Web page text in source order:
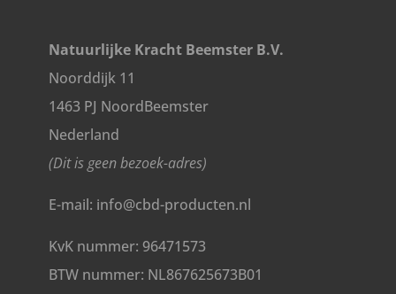
Natuurlijke Kracht Beemster B.V.
Noorddijk 11
1463 PJ NoordBeemster
Nederland
(Dit is geen bezoek-adres)
E-mail: info@cbd-producten.nl
KvK nummer: 96471573
BTW nummer: NL867625673B01